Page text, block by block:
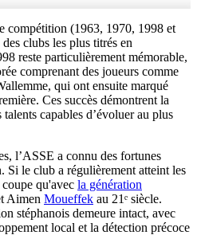
compétition (1963, 1970, 1998 et
clubs les plus titrés en
reste particulièrement mémorable,
comprenant des joueurs comme
qui ont ensuite marqué
Ces succès démontrent la
capables d’évoluer au plus
l’ASSE a connu des fortunes
Si le club a régulièrement atteint les
qu'avec la génération
Aimen Moueffek au 21ᵉ siècle.
stéphanois demeure intact, avec
local et la détection précoce